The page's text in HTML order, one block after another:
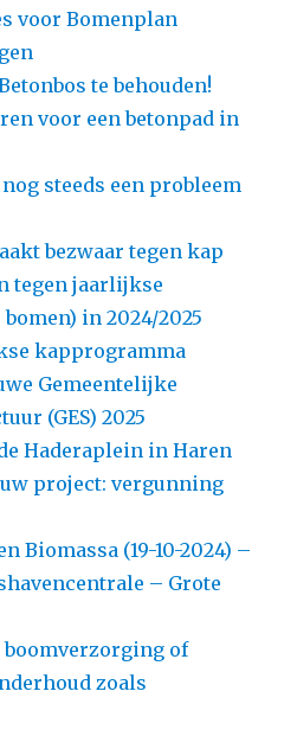
voor Bomenplan
te behouden!
voor een betonpad in
steeds een probleem
bezwaar tegen kap
tegen jaarlijkse
in 2024/2025
kapprogramma
Gemeentelijke
(GES) 2025
Haderaplein in Haren
project: vergunning
Biomassa (19-10-2024) –
– Grote
boomverzorging of
zoals